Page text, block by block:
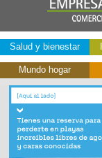
Salud y bienestar
Mundo hogar